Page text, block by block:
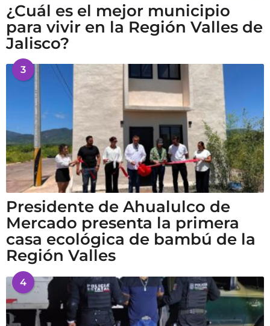
¿Cuál es el mejor municipio
para vivir en la Región Valles de
Jalisco?
3
Presidente de Ahualulco de
Mercado presenta la primera
casa ecológica de bambú de la
Región Valles
4